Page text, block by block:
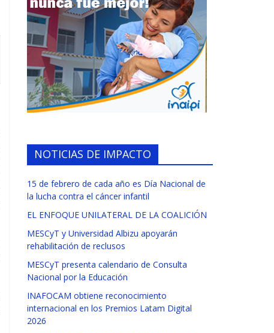
NOTICIAS DE IMPACTO
15 de febrero de cada año es Día Nacional de
la lucha contra el cáncer infantil
EL ENFOQUE UNILATERAL DE LA COALICIÓN
MESCyT y Universidad Albizu apoyarán
rehabilitación de reclusos
MESCyT presenta calendario de Consulta
Nacional por la Educación
INAFOCAM obtiene reconocimiento
internacional en los Premios Latam Digital
2026